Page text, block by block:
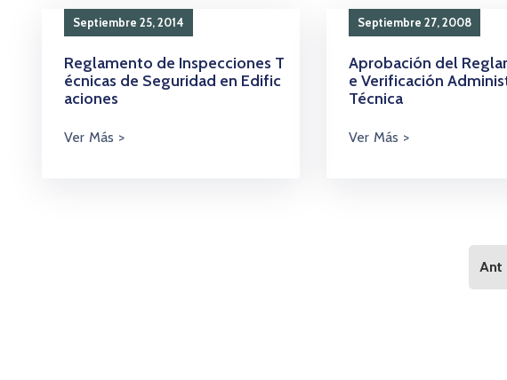
Septiembre 25, 2014
Reglamento de Inspecciones T
écnicas de Seguridad en Edific
aciones
Septiembre 27, 2008
Aprobación del
e Verificación
Técnica
Ant